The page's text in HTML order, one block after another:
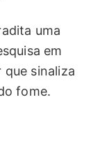
uma
em
que sinaliza
fome.